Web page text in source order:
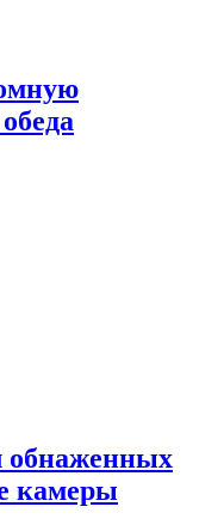
обнаженных
камеры